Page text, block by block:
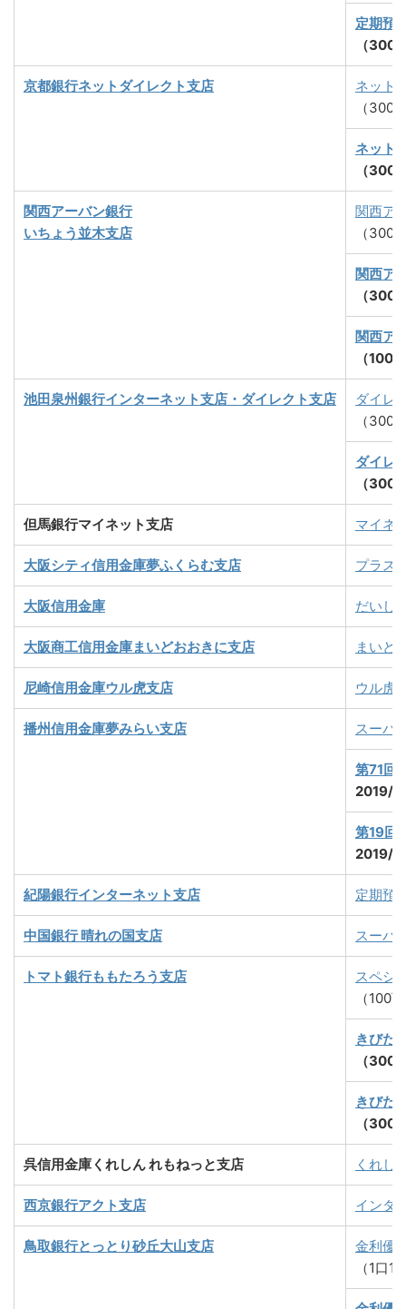
定期預
（300
京都銀行ネットダイレクト支店
ネット
（300
ネット
（300
関西アーバン銀行
いちょう並木支店
関西ア
（300
関西ア
（300
関西ア
（
池田泉州銀行インターネット支店・ダイレクト支店
ダイレ
（300
ダイレ
（300
但馬銀行マイネット支店 マイネ
大阪シティ信用金庫夢ふくらむ支店 プラス
大阪信用金庫 だいし
大阪商工信用金庫まいどおおきに支店 まいど
尼崎信用金庫ウル虎支店 ウル虎
播州信用金庫夢みらい支店 スーパ
第71回
2019/
第19回
2019/
紀陽銀行インターネット支店 定期預
中国銀行 晴れの国支店 スーパ
トマト銀行ももたろう支店
スペシ
（100
きびだ
（300
きびだ
（300
呉信用金庫くれしん れもねっと支店 くれし
西京銀行アクト支店 インタ
鳥取銀行とっとり砂丘大山支店
金利優
（1口